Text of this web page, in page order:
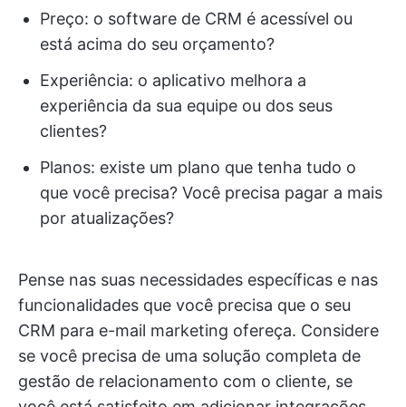
Preço: o software de CRM é acessível ou
está acima do seu orçamento?
Experiência: o aplicativo melhora a
experiência da sua equipe ou dos seus
clientes?
Planos: existe um plano que tenha tudo o
que você precisa? Você precisa pagar a mais
por atualizações?
Pense nas suas necessidades específicas e nas
funcionalidades que você precisa que o seu
CRM para e-mail marketing ofereça. Considere
se você precisa de uma solução completa de
gestão de relacionamento com o cliente, se